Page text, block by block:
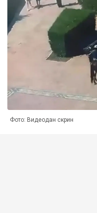
Фото: Видеодан скрин